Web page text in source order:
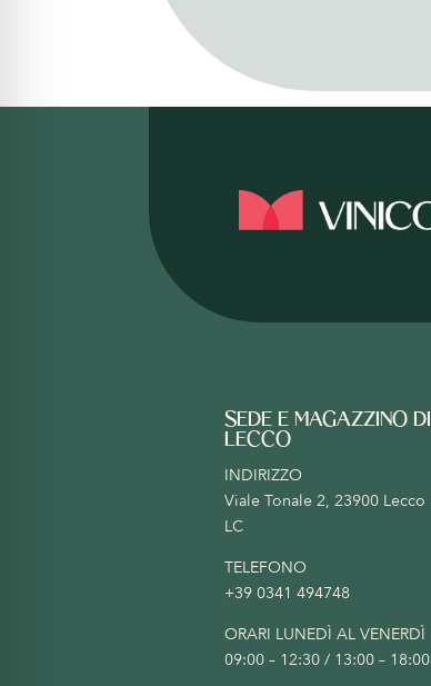
SEDE E MAGAZZINO DI
LECCO
INDIRIZZO
Viale Tonale 2, 23900 Lecco
LC
TELEFONO
+39 0341 494748
ORARI LUNEDÌ AL VENERDÌ
09:00 – 12:30 / 13:00 – 18:00